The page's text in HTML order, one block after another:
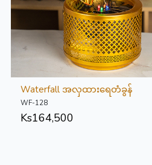
Waterfall အလှထားရေတံခွန်
WF-128
Ks164,500